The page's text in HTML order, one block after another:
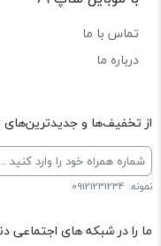
تماس با ما
درباره ما
از تخفیف‌ها و جدیدترین‌های
نمونه: 09121231234
ما را در شبکه های اجتماعی